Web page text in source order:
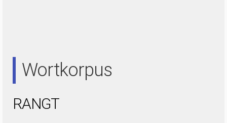
Wortkorpus
RANGT